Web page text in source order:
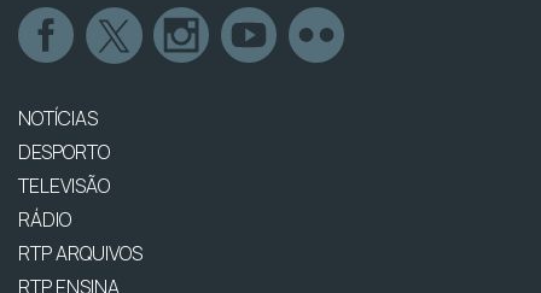
NOTÍCIAS
DESPORTO
TELEVISÃO
RÁDIO
RTP ARQUIVOS
RTP ENSINA